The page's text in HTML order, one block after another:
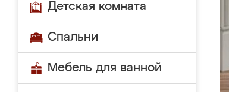
Детская комната
Спальни
Мебель для ванной